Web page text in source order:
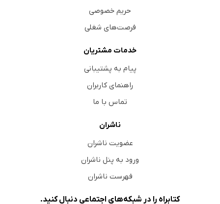
حریم خصوصی
فرصت‌های شغلی
خدمات مشتریان
پیام به پشتیبانی
راهنمای کاربران
تماس با ما
ناشران
عضویت ناشران
ورود به پنل ناشران
فهرست ناشران
کتابراه را در شبکه‌های اجتماعی دنبال کنید.